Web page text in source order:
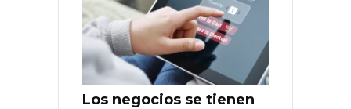
Los negocios se tienen